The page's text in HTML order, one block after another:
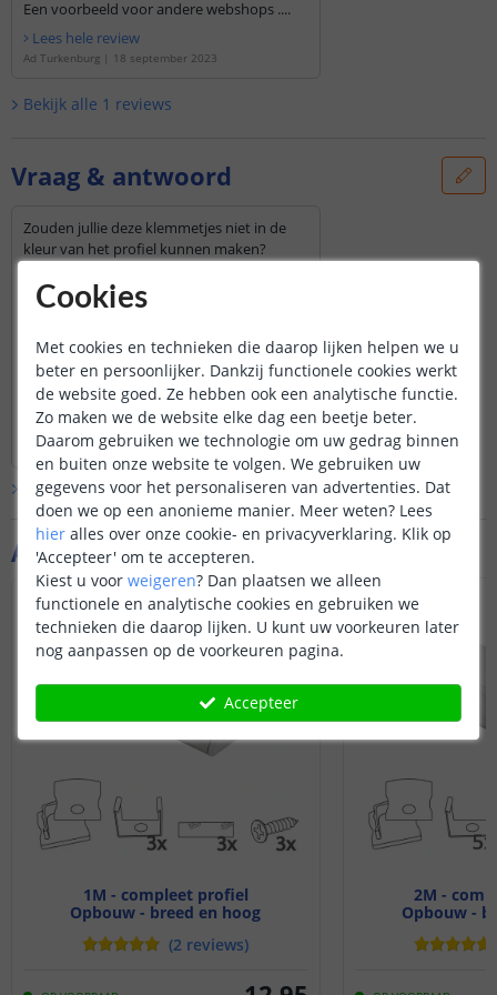
Aanvullende producten
1M - compleet profiel
Opbouw - breed en hoog
(2 reviews)
2M -
Opbouw -
Een voorbeeld voor andere webshops ....
Lees hele review
Ad Turkenburg | 18 september 2023
Bekijk alle 1 reviews
Vraag & antwoord
Zouden jullie deze klemmetjes niet in de
kleur van het profiel kunnen maken?
witte opbouwprofielen.
Door Lynette op donderdag 10 april 2025
De klemmetjes zijn enkel verkrijgbaar in
de kleur zoals ze worden afgebeeld op
de website.
Bekijk hele antwoord
Door Louise op vrijdag 11 april 2025
Bekijk alle Vraag & antwoord
Cookies
Met cookies en technieken die daarop lijken helpen we u
beter en persoonlijker. Dankzij functionele cookies werkt
de website goed. Ze hebben ook een analytische functie.
Zo maken we de website elke dag een beetje beter.
Daarom gebruiken we technologie om uw gedrag binnen
en buiten onze website te volgen. We gebruiken uw
gegevens voor het personaliseren van advertenties. Dat
doen we op een anonieme manier. Meer weten? Lees
hier alles over onze cookie- en privacyverklaring. Klik op
'Accepteer' om te accepteren.
Kiest u voor weigeren? Dan plaatsen we alleen
functionele en analytische cookies en gebruiken we
technieken die daarop lijken. U kunt uw voorkeuren later
nog aanpassen op de voorkeuren pagina.
Accepteer